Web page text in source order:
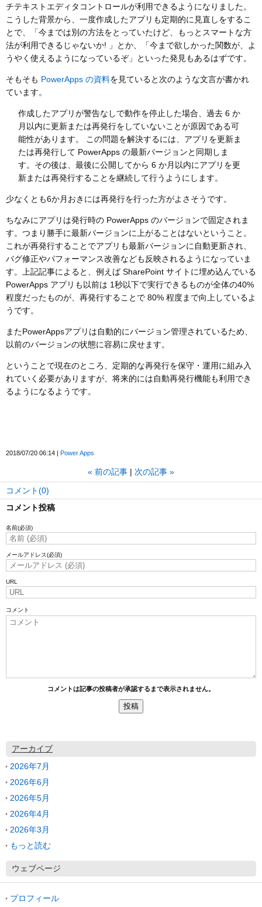
チテキストエディタコントロールが利用できるようになりました。
こうした背景から、一度作成したアプリも定期的に見直しをするこ
とで、「今までは別の方法をとっていたけど、もっとスマートな方
法が利用できるじゃないか! 」とか、「今まで欲しかった関数が、よ
うやく使えるようになっているぞ」といった発見もあるはずです。
そもそも PowerApps の資料を見ていると次のような文言が書かれ
ています。
作成したアプリが警告なしで動作を停止した場合、過去 6 か
月以内に更新または再発行をしていないことが原因である可
能性があります。
この問題を解決するには、アプリを更新ま
たは再発行して PowerApps の最新バージョンと同期しま
す。その後は、最後に公開してから 6 か月以内にアプリを更
新または再発行することを継続して行うようにします。
少なくとも6か月おきには再発行を行った方がよさそうです。
ちなみにアプリは発行時の PowerApps のバージョンで固定されま
す。つまり勝手に最新バージョンに上がることはないということ。
これが再発行することでアプリも最新バージョンに自動更新され、
バグ修正やパフォーマンス改善なども反映されるようになっていま
す。上記記事によると、例えば SharePoint サイトに埋め込んでいる
PowerApps アプリも以前は 1秒以下で実行できるものが全体の40%
程度だったものが、再発行することで 80% 程度まで向上しているよ
うです。
またPowerAppsアプリは自動的にバージョン管理されているため、
以前のバージョンの状態に容易に戻せます。
ということで現在のところ、定期的な再発行を保守・運用に組み入
れていく必要がありますが、将来的には自動再発行機能も利用でき
るようになるようです。
2018/07/20 06:14 Power Apps
« 前の記事 次の記事 »
コメント(0)
コメント投稿
名前(必須)
メールアドレス(必須)
URL
コメント
コメントは記事の投稿者が承認するまで表示されません。
アーカイブ
2026年7月
2026年6月
2026年5月
2026年4月
2026年3月
もっと読む
ウェブページ
プロフィール